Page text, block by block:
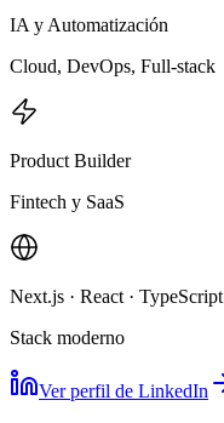
IA y Automatización
Cloud, DevOps, Full-stack
Product Builder
Fintech y SaaS
Next.js · React · TypeScript
Stack moderno
Ver perfil de LinkedIn